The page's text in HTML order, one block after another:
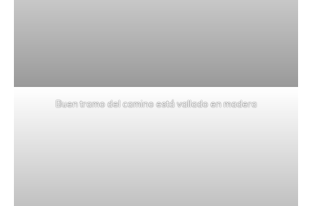
Buen tramo del camino está vallado en madera